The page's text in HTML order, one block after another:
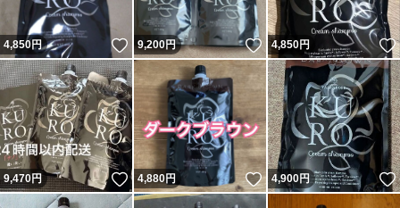
4,850円 いいね！
9,200円 いいね！
4,850円
9,470円 いいね！
4,880円 いいね！
4,900円